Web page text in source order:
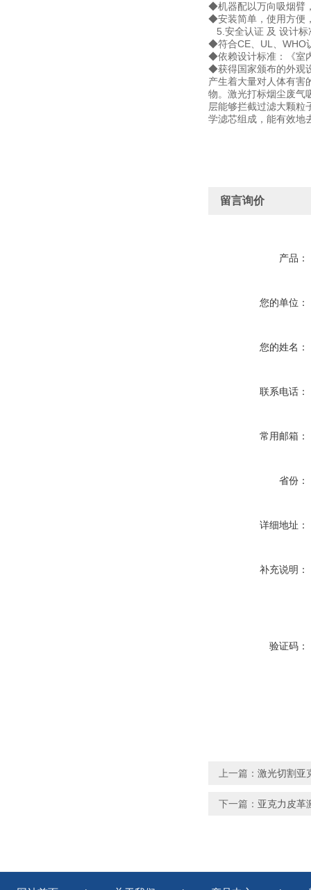
◆机器配以万向吸烟臂
◆安装简单，使用方便
5.安全认证 及 设计标
◆符合CE、UL、WHO
◆依赖设计标准：《室
◆获得国家颁布的外观
产生着大量对人体有害
物。激光打标烟尘废气
层能够拦截过滤大颗粒
学滤芯组成，能有效地
留言询价
产品：
您的单位：
您的姓名：
联系电话：
常用邮箱：
省份：
详细地址：
补充说明：
验证码：
上一篇： 激光切割亚
下一篇： 亚克力皮革